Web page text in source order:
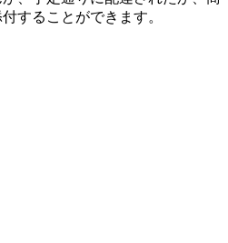
することができます。